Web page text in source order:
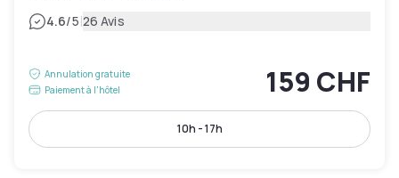
4.6/5|26 Avis
Annulation gratuite
Paiement à l'hôtel
159 CHF
10h - 17h